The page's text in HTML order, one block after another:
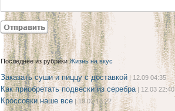
Последнее из рубрикиЖизнь на вкус
Заказать суши и пиццу с доставкой | 12.09 04:35
Как приобретать подвески из серебра | 12.03 22:40
Кроссовки наше все | 19.02 16:22